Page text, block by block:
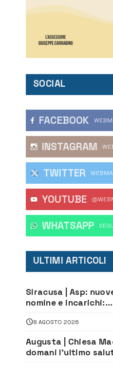
SOCIAL
FACEBOOK
INSTAGRAM
TWITTER
YOUTUBE
WHATSAPP
ULTIMI ARTICOLI
Siracusa | Asp:
nomine e incarichi:
di Sanità pubblica,
Matteliano al Servizio
Legale
8 AGOSTO 2026
Augusta | Chiesa
domani l’ultimo